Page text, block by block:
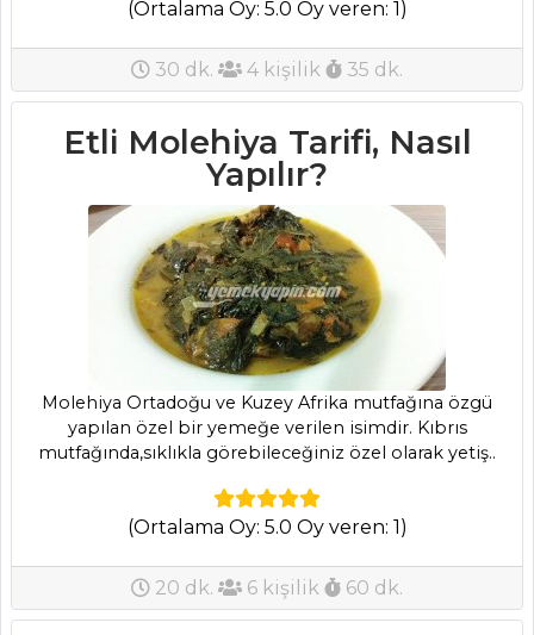
BLOG
(Ortalama Oy: 5.0 Oy veren: 1)
30 dk. 4 kişilik 35 dk.
Etli Molehiya Tarifi, Nasıl
Yapılır?
Molehiya Ortadoğu ve Kuzey Afrika mutfağına özgü
yapılan özel bir yemeğe verilen isimdir. Kıbrıs
mutfağında,sıklıkla görebileceğiniz özel olarak yetiş..
(Ortalama Oy: 5.0 Oy veren: 1)
20 dk. 6 kişilik 60 dk.